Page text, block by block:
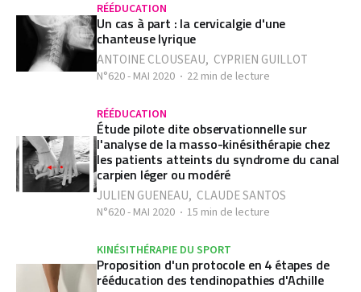
RÉÉDUCATION
Un cas à part : la cervicalgie d'une
chanteuse lyrique
ANTOINE CLOUSEAU, CYPRIEN GUILLOT
N°620 - MAI 2020 22 min de lecture
RÉÉDUCATION
Étude pilote dite observationnelle sur
l'analyse de la masso-kinésithérapie chez
les patients atteints du syndrome du canal
carpien léger ou modéré
JULIEN GUENEAU, CLAUDE SANTOS
N°620 - MAI 2020 15 min de lecture
KINÉSITHÉRAPIE DU SPORT
Proposition d'un protocole en 4 étapes de
rééducation des tendinopathies d'Achille